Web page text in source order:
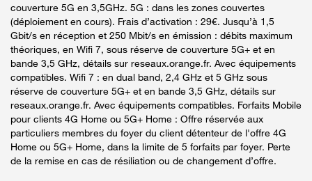
couverture 5G en 3,5GHz. 5G : dans les zones couvertes
(déploiement en cours). Frais d’activation : 29€. Jusqu’à 1,5
Gbit/s en réception et 250 Mbit/s en émission : débits maximum
théoriques, en Wifi 7, sous réserve de couverture 5G+ et en
bande 3,5 GHz, détails sur reseaux.orange.fr. Avec équipements
compatibles. Wifi 7 : en dual band, 2,4 GHz et 5 GHz sous
réserve de couverture 5G+ et en bande 3,5 GHz, détails sur
reseaux.orange.fr. Avec équipements compatibles. Forfaits Mobile
pour clients 4G Home ou 5G+ Home : Offre réservée aux
particuliers membres du foyer du client détenteur de l'offre 4G
Home ou 5G+ Home, dans la limite de 5 forfaits par foyer. Perte
de la remise en cas de résiliation ou de changement d’offre.